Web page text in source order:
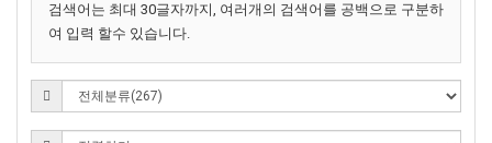
검색어는 최대 30글자까지, 여러개의 검색어를 공백으로 구분하
여 입력 할수 있습니다.